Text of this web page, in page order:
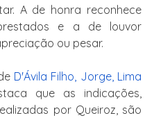
A de honra reconhece
e a de louvor
ou pesar.
D'Ávila Filho, Jorge, Lima
que as indicações,
por Queiroz, são